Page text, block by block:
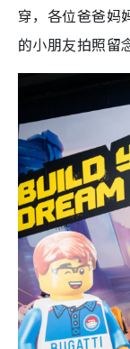
穿，各位爸爸妈
的小朋友拍照留